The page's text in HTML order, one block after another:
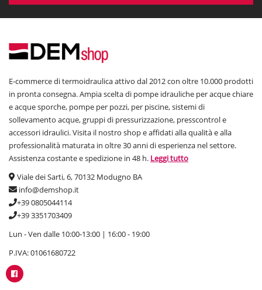
E-commerce di termoidraulica attivo dal 2012 con oltre 10.000 prodotti
in pronta consegna. Ampia scelta di pompe idrauliche per acque chiare
e acque sporche, pompe per pozzi, per piscine, sistemi di
sollevamento acque, gruppi di pressurizzazione, presscontrol e
accessori idraulici. Visita il nostro shop e affidati alla qualità e alla
professionalità maturata in oltre 30 anni di esperienza nel settore.
Assistenza costante e spedizione in 48 h. Leggi tutto
Viale dei Sarti, 6, 70132 Modugno BA
info@demshop.it
+39 0805044114
+39 3351703409
Lun - Ven dalle 10:00-13:00 | 16:00 - 19:00
P.IVA: 01061680722